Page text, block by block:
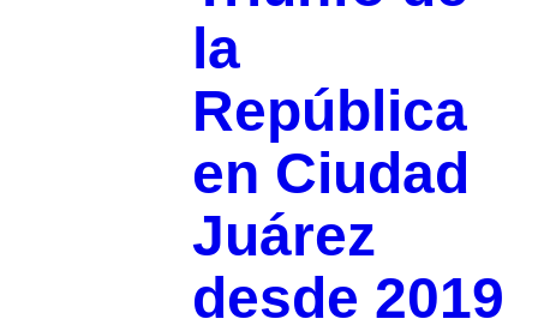
la
República
en Ciudad
Juárez
desde 2019